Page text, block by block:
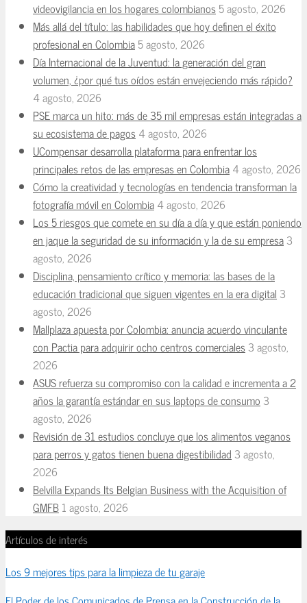
videovigilancia en los hogares colombianos5 agosto, 2026
Más allá del título: las habilidades que hoy definen el éxito
profesional en Colombia5 agosto, 2026
Día Internacional de la Juventud: la generación del gran
volumen, ¿por qué tus oídos están envejeciendo más rápido?
4 agosto, 2026
PSE marca un hito: más de 35 mil empresas están integradas a
su ecosistema de pagos4 agosto, 2026
UCompensar desarrolla plataforma para enfrentar los
principales retos de las empresas en Colombia4 agosto, 2026
Cómo la creatividad y tecnologías en tendencia transforman la
fotografía móvil en Colombia4 agosto, 2026
Los 5 riesgos que comete en su día a día y que están poniendo
en jaque la seguridad de su información y la de su empresa3
agosto, 2026
Disciplina, pensamiento crítico y memoria: las bases de la
educación tradicional que siguen vigentes en la era digital 3
agosto, 2026
Mallplaza apuesta por Colombia: anuncia acuerdo vinculante
con Pactia para adquirir ocho centros comerciales3 agosto,
2026
ASUS refuerza su compromiso con la calidad e incrementa a 2
años la garantía estándar en sus laptops de consumo 3
agosto, 2026
Revisión de 31 estudios concluye que los alimentos veganos
para perros y gatos tienen buena digestibilidad 3 agosto,
2026
Belvilla Expands Its Belgian Business with the Acquisition of
GMFB1 agosto, 2026
Artículos de interés
Los 9 mejores tips para la limpieza de tu garaje